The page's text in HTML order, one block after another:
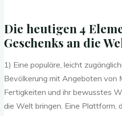
Die heutigen 4
Geschenks an die
1) Eine populäre, leicht
Bevölkerung mit Angeboten von
Fertigkeiten und ihr bewusstes
die Welt bringen. Eine Plattform,